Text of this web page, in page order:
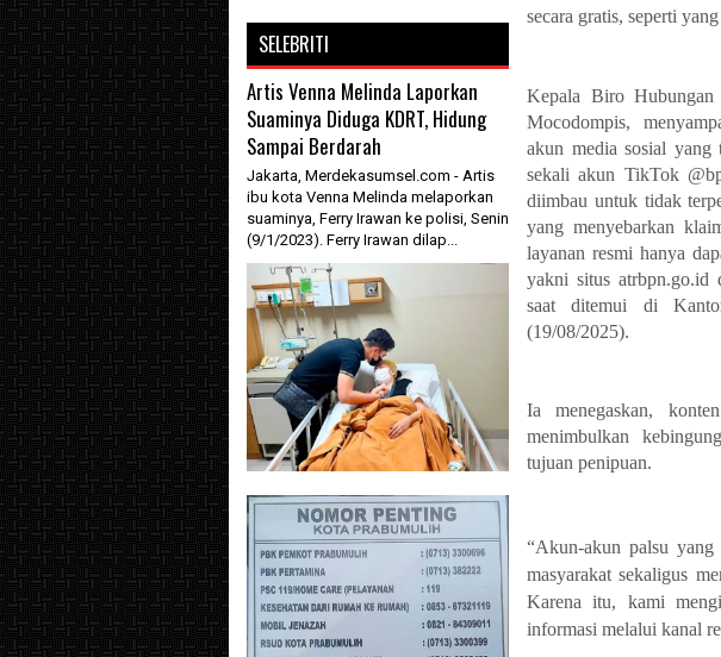
secara gratis, seperti
Kepala Biro Hubungan
Mocodompis,
akun media sosial yang
sekali akun TikTok
diimbau untuk tidak
yang menyebarkan
layanan resmi hanya
yakni situs atrbpn.go.id
saat ditemui di
(19/08/2025).
Ia menegaskan,
menimbulkan
tujuan penipuan.
“Akun-akun palsu yang
masyarakat sekaligus
Karena itu, kami
informasi melalui kanal
SELEBRITI
Artis Venna Melinda Laporkan
Suaminya Diduga KDRT, Hidung
Sampai Berdarah
Jakarta, Merdekasumsel.com - Artis
ibu kota Venna Melinda melaporkan
suaminya, Ferry Irawan ke polisi, Senin
(9/1/2023). Ferry Irawan dilap...